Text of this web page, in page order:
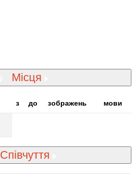
Місця
з до зображень мови
Співчуття